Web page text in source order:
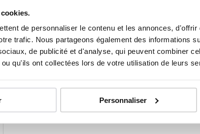
de personnaliser le contenu et les annonces,
trafic. Nous partageons également des informations
de publicité et d'analyse, qui peuvent combiner
qu'ils ont collectées lors de votre utilisation de leurs
Personnaliser
Espagnol